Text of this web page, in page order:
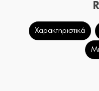
Χαρακτηριστικά